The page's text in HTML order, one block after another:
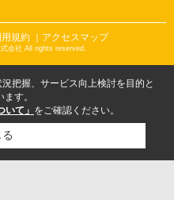
規約 ｜アクセスマップ
会社 All rights reserved.
把握、サービス向上検討を目的と
す。
いて」 をご確認ください。